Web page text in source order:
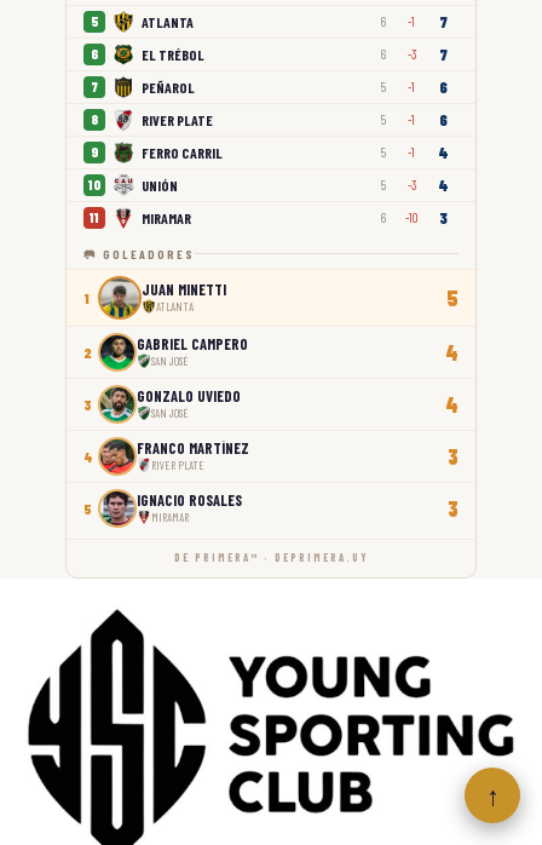
↑
5 ATLANTA 6 -1 7
6 EL TRÉBOL 6 -3 7
7 PEÑAROL 5 -1 6
8 RIVER PLATE 5 -1 6
9 FERRO CARRIL 5 -1 4
10 UNIÓN 5 -3 4
11 MIRAMAR 6 -10 3
🥅 GOLEADORES
1 JUAN MINETTI
ATLANTA 5
2 GABRIEL CAMPERO
SAN JOSÉ 4
3 GONZALO UVIEDO
SAN JOSÉ 4
4 FRANCO MARTÍNEZ
RIVER PLATE 3
5 IGNACIO ROSALES
MIRAMAR 3
DE PRIMERA™ · DEPRIMERA.UY